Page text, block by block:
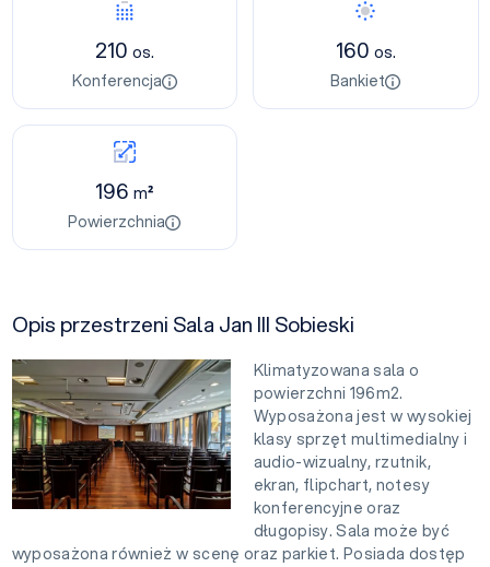
210 os.
Konferencja
160 os.
Bankiet
196m²
Powierzchnia
Opis przestrzeni Sala Jan III Sobieski
Klimatyzowana sala o
powierzchni 196m2.
Wyposażona jest w wysokiej
klasy sprzęt multimedialny i
audio-wizualny, rzutnik,
ekran, flipchart, notesy
konferencyjne oraz
długopisy. Sala może być
wyposażona również w scenę oraz parkiet. Posiada dostęp